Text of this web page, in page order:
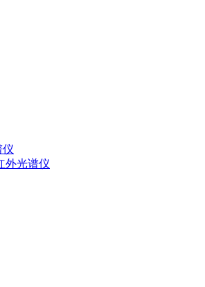
仪
外光谱仪